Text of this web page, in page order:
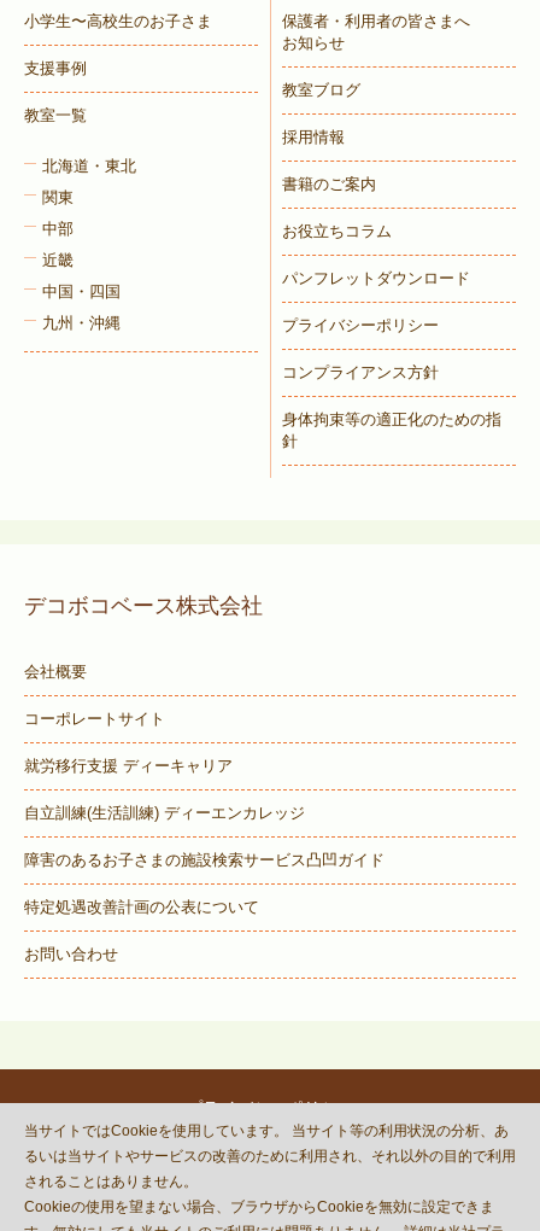
小学生〜高校生のお子さま
支援事例
教室一覧
北海道・東北
関東
中部
近畿
中国・四国
九州・沖縄
保護者・利用者の皆さまへ
お知らせ
教室ブログ
採用情報
書籍のご案内
お役立ちコラム
パンフレットダウンロード
プライバシーポリシー
コンプライアンス方針
身体拘束等の適正化のための指
針
デコボコベース株式会社
会社概要
コーポレートサイト
就労移行支援 ディーキャリア
自立訓練(生活訓練) ディーエンカレッジ
障害のあるお子さまの施設検索サービス凸凹ガイド
特定処遇改善計画の公表について
お問い合わせ
プライバシーポリシー
© DECOBOCO BASE Co.,Ltd.
and Terms of Serviceapply.
当サイトではCookieを使用しています。 当サイト等の利用状況の分析、あ
るいは当サイトやサービスの改善のために利用され、それ以外の目的で利用
されることはありません。
Cookieの使用を望まない場合、ブラウザからCookieを無効に設定できま